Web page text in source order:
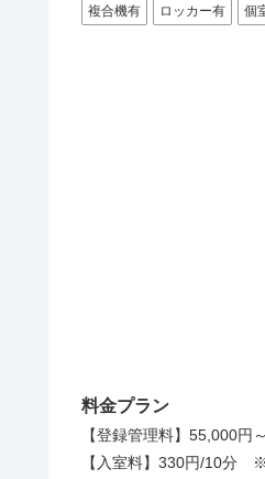
複合機有 ロッカー有 個
料金プラン
【登録管理料】55,000円
【入室料】330円/10分